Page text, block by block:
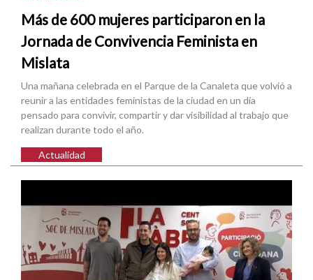
Más de 600 mujeres participaron en la
Jornada de Convivencia Feminista en
Mislata
Una mañana celebrada en el Parque de la Canaleta que volvió a
reunir a las entidades feministas de la ciudad en un día
pensado para convivir, compartir y dar visibilidad al trabajo que
realizan durante todo el año.
Actualidad